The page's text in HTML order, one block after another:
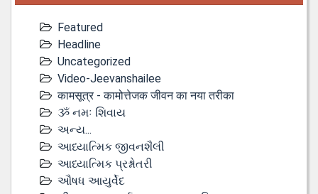
Featured
Headline
Uncategorized
Video-Jeevanshailee
कामसूत्र - कामोत्तेजक जीवन का नया तरीका
ૐ નમઃ શિવાય
અન્ય...
આધ્યાત્મિક જીવનશૈલી
આધ્યાત્મિક પ્રશ્નોતરી
ઔષધ આયુર્વેદ